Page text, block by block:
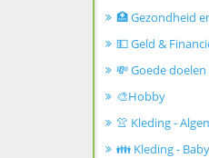
🏥 Gezondheid
💵 Geld &
💸 Goede
🎨Hobby
👚 Kleding -
👪 Kleding -